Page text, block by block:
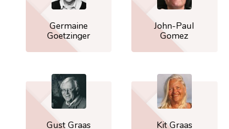
Germaine
Goetzinger
John-Paul
Gomez
Gust Graas Kit Graas